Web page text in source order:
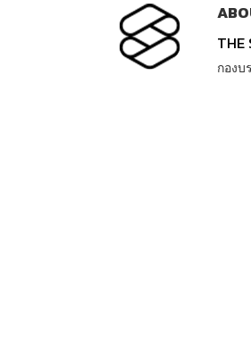
THE
กองบ